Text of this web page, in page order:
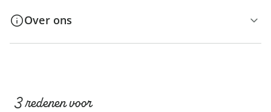
Over ons
3 redenen voor